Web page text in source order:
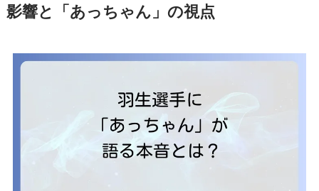
影響と「あっちゃん」の視点